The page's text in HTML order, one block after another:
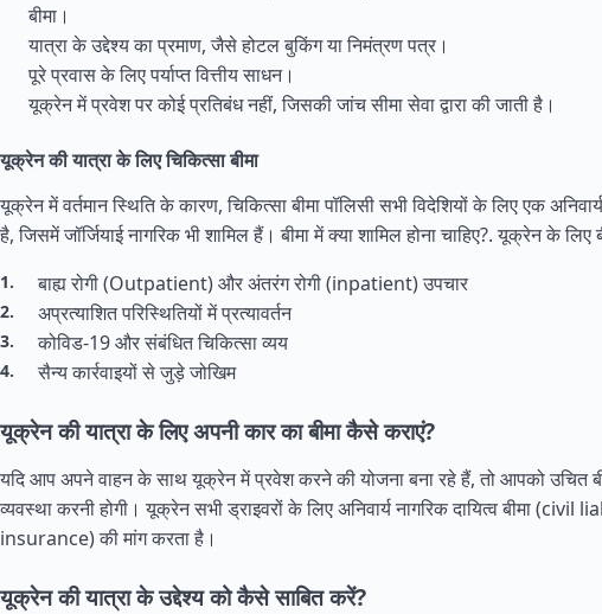
बीमा।
यात्रा के उद्देश्य का प्रमाण, जैसे होटल बुकिंग या निमंत्रण पत्र।
पूरे प्रवास के लिए पर्याप्त वित्तीय साधन।
यूक्रेन में प्रवेश पर कोई प्रतिबंध नहीं, जिसकी जांच सीमा सेवा द्वारा की जाती है।
यूक्रेन की यात्रा के लिए चिकित्सा बीमा
यूक्रेन में वर्तमान स्थिति के कारण, चिकित्सा बीमा पॉलिसी सभी विदेशियों के लिए एक
है, जिसमें जॉर्जियाई नागरिक भी शामिल हैं। बीमा में क्या शामिल होना चाहिए?.यूक्रेन के लिए
बाह्य रोगी (Outpatient) और अंतरंग रोगी (inpatient) उपचार
अप्रत्याशित परिस्थितियों में प्रत्यावर्तन
कोविड-19 और संबंधित चिकित्सा व्यय
सैन्य कार्रवाइयों से जुड़े जोखिम
यूक्रेन की यात्रा के लिए अपनी कार का बीमा कैसे कराएं?
यदि आप अपने वाहन के साथ यूक्रेन में प्रवेश करने की योजना बना रहे हैं, तो आपको उचित
व्यवस्था करनी होगी। यूक्रेन सभी ड्राइवरों के लिए अनिवार्य नागरिक दायित्व बीमा (civil
insurance) की मांग करता है।
यूक्रेन की यात्रा के उद्देश्य को कैसे साबित करें?